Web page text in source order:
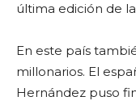
última edición de
En este país
millonarios. El
Hernández puso